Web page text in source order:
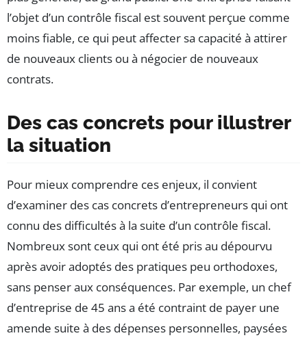
l’objet d’un contrôle fiscal est souvent perçue comme
moins fiable, ce qui peut affecter sa capacité à attirer
de nouveaux clients ou à négocier de nouveaux
contrats.
Des cas concrets pour illustrer
la situation
Pour mieux comprendre ces enjeux, il convient
d’examiner des cas concrets d’entrepreneurs qui ont
connu des difficultés à la suite d’un contrôle fiscal.
Nombreux sont ceux qui ont été pris au dépourvu
après avoir adoptés des pratiques peu orthodoxes,
sans penser aux conséquences. Par exemple, un chef
d’entreprise de 45 ans a été contraint de payer une
amende suite à des dépenses personnelles, paysées